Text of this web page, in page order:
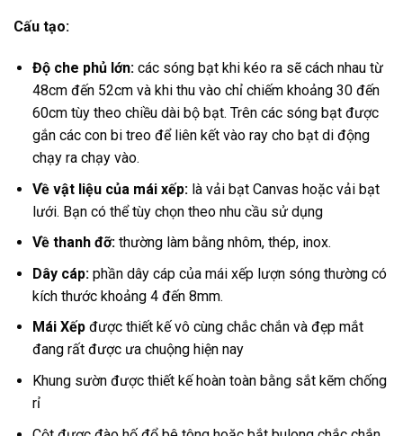
Cấu tạo:
Độ che phủ lớn:các sóng bạt khi kéo ra sẽ cách nhau từ
48cm đến 52cm và khi thu vào chỉ chiếm khoảng 30 đến
60cm tùy theo chiều dài bộ bạt. Trên các sóng bạt được
gắn các con bi treo để liên kết vào ray cho bạt di động
chạy ra chạy vào.
Về vật liệu của mái xếp:là vải bạt Canvas hoặc vải bạt
lưới. Bạn có thể tùy chọn theo nhu cầu sử dụng
Về thanh đỡ:thường làm bằng nhôm, thép, inox.
Dây cáp:phần dây cáp của mái xếp lượn sóng thường có
kích thước khoảng 4 đến 8mm.
Mái Xếpđược thiết kế vô cùng chắc chắn và đẹp mắt
đang rất được ưa chuộng hiện nay
Khung sườn được thiết kế hoàn toàn bằng sắt kẽm chống
rỉ